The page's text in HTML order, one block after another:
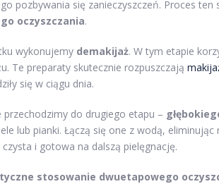
pozbywania się zanieczyszczeń. Proces ten
oczyszczania.
wykonujemy demakijaż. W tym etapie
Te preparaty skutecznie rozpuszczają
się w ciągu dnia.
przechodzimy do drugiego etapu –
lub pianki. Łączą się one z wodą,
i gotowa na dalszą pielęgnację.
stosowanie dwuetapowego